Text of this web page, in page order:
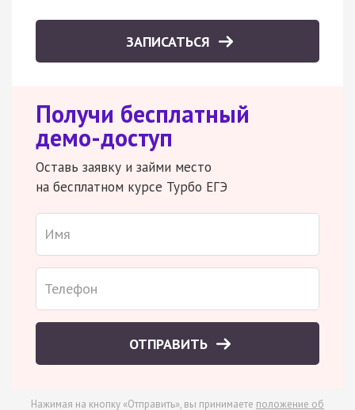
ЗАПИСАТЬСЯ
Получи бесплатный
демо-доступ
Оставь заявку и займи место
на бесплатном курсе Турбо ЕГЭ
ОТПРАВИТЬ
Нажимая на кнопку «Отправить», вы принимаете положение об